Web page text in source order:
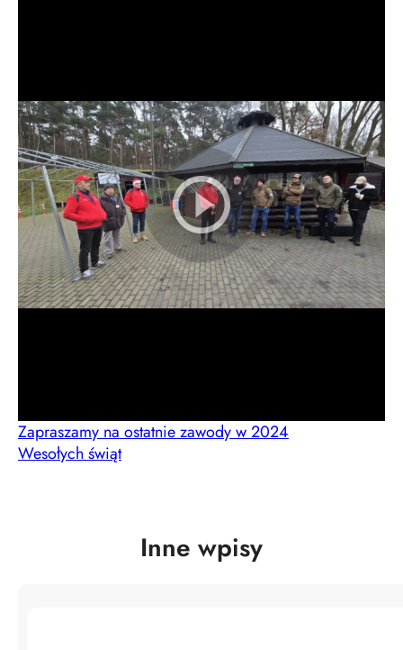
Zapraszamy na ostatnie zawody w 2024
Wesołych świąt
Inne wpisy